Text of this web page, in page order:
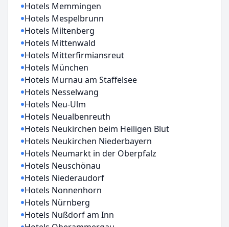
Hotels Memmingen
Hotels Mespelbrunn
Hotels Miltenberg
Hotels Mittenwald
Hotels Mitterfirmiansreut
Hotels München
Hotels Murnau am Staffelsee
Hotels Nesselwang
Hotels Neu-Ulm
Hotels Neualbenreuth
Hotels Neukirchen beim Heiligen Blut
Hotels Neukirchen Niederbayern
Hotels Neumarkt in der Oberpfalz
Hotels Neuschönau
Hotels Niederaudorf
Hotels Nonnenhorn
Hotels Nürnberg
Hotels Nußdorf am Inn